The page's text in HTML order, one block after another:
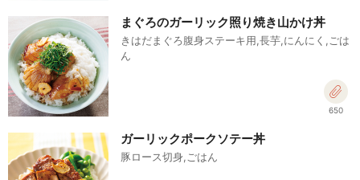
まぐろのガーリック照り焼き山かけ丼
きはだまぐろ腹身ステーキ用,長芋,にんにく,ごは
ん
650
ガーリックポークソテー丼
豚ロース切身,ごはん